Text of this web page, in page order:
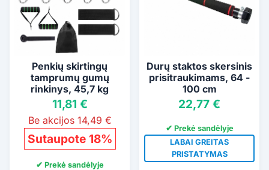
Penkių skirtingų
tamprumų gumų
rinkinys, 45,7 kg
11,81 €
Be akcijos 14,49 €
Sutaupote 18%
✔ Prekė sandėlyje
Durų staktos skersinis
prisitraukimams, 64 -
100 cm
22,77 €
✔ Prekė sandėlyje
LABAI GREITAS
PRISTATYMAS